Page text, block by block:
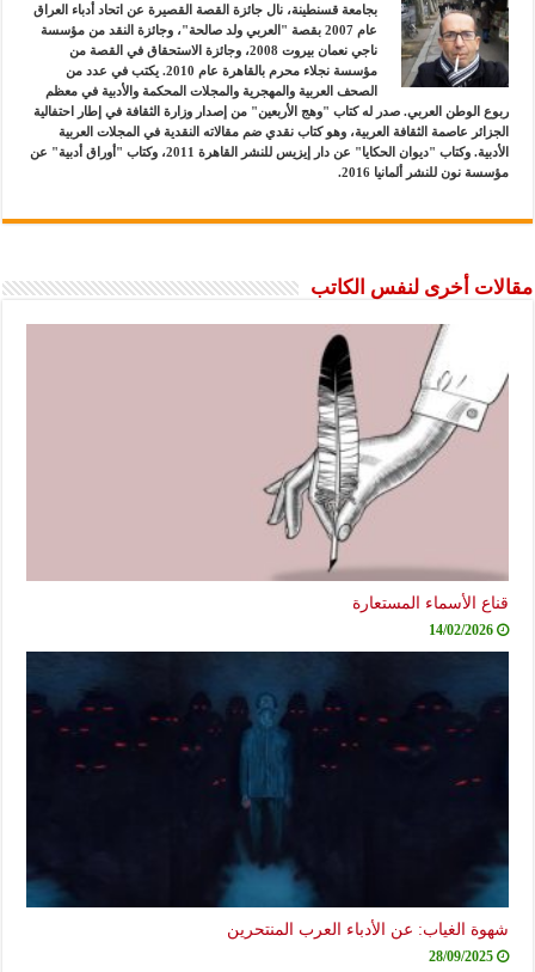
بجامعة قسنطينة، نال جائزة القصة القصيرة عن اتحاد أدباء العراق
عام 2007 بقصة "العربي ولد صالحة"، وجائزة النقد من مؤسسة
ناجي نعمان بيروت 2008، وجائزة الاستحقاق في القصة من
مؤسسة نجلاء محرم بالقاهرة عام 2010. يكتب في عدد من
الصحف العربية والمهجرية والمجلات المحكمة والأدبية في معظم
ربوع الوطن العربي. صدر له كتاب "وهج الأربعين" من إصدار وزارة الثقافة في إطار احتفالية
الجزائر عاصمة الثقافة العربية، وهو كتاب نقدي ضم مقالاته النقدية في المجلات العربية
الأدبية. وكتاب "ديوان الحكايا" عن دار إيزيس للنشر القاهرة 2011، وكتاب "أوراق أدبية" عن
مؤسسة نون للنشر ألمانيا 2016.
مقالات أخرى لنفس الكاتب
قناع الأسماء المستعارة
14/02/2026
شهوة الغياب: عن الأدباء العرب المنتحرين
28/09/2025